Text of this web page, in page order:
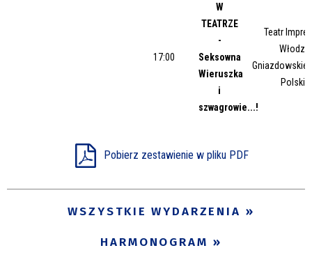
17:00
W
TEATRZE
-
Seksowna
Wieruszka
i
szwagrowie...!
Teatr
Pobierz zestawienie w pliku PDF
WSZYSTKIE WYDARZENIA
HARMONOGRAM